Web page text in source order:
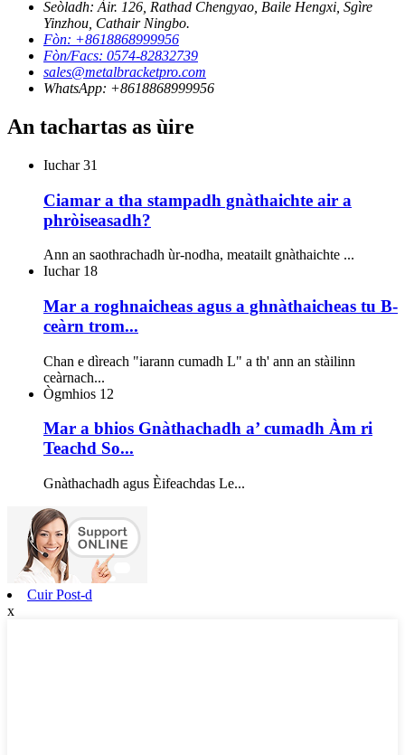
Seòladh: Àir. 126, Rathad Chengyao, Baile Hengxi, Sgìre
Yinzhou, Cathair Ningbo.
Fòn: +8618868999956
Fòn/Facs: 0574-82832739
sales@metalbracketpro.com
WhatsApp: +8618868999956
An tachartas as ùire
Iuchar 31
Ciamar a tha stampadh gnàthaichte air a
phròiseasadh?
Ann an saothrachadh ùr-nodha, meatailt gnàthaichte ...
Iuchar 18
Mar a roghnaicheas agus a ghnàthaicheas tu B-
ceàrn trom...
Chan e dìreach "iarann cumadh L" a th' ann an stàilinn
ceàrnach...
Ògmhios 12
Mar a bhios Gnàthachadh a’ cumadh Àm ri
Teachd So...
Gnàthachadh agus Èifeachdas Le...
Cuir Post-d
x